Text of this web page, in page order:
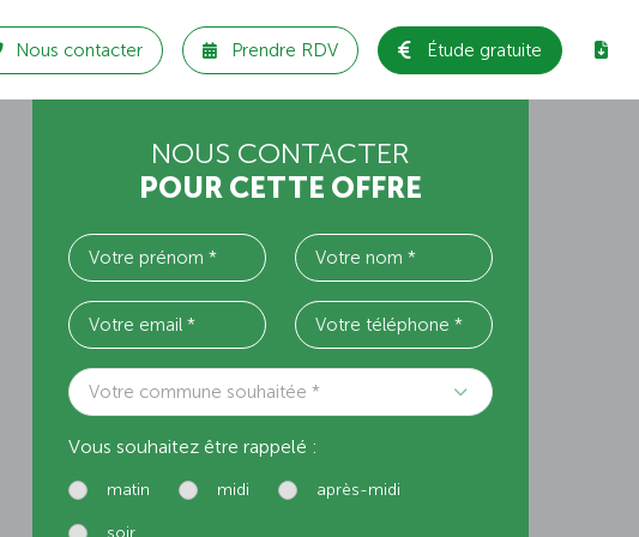
Nous contacter Prendre RDV Étude gratuite
NOUS CONTACTER
POUR CETTE OFFRE
Votre commune souhaitée *
Vous souhaitez être rappelé :
matin midi après-midi